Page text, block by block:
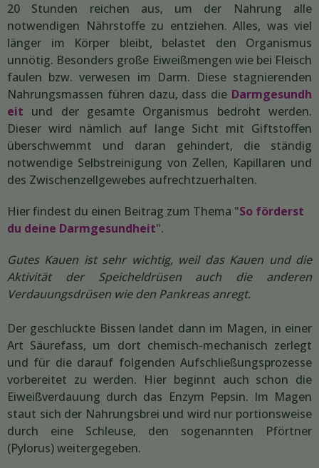
20 Stunden reichen aus, um der Nahrung alle
notwendigen Nährstoffe zu entziehen. Alles, was viel
länger im Körper bleibt, belastet den Organismus
unnötig. Besonders große Eiweißmengen wie bei Fleisch
faulen bzw. verwesen im Darm. Diese stagnierenden
Nahrungsmassen führen dazu, dass die Darmgesundh
eit und der gesamte Organismus bedroht werden.
Dieser wird nämlich auf lange Sicht mit Giftstoffen
überschwemmt und daran gehindert, die ständig
notwendige Selbstreinigung von Zellen, Kapillaren und
des Zwischenzellgewebes aufrechtzuerhalten.
Hier findest du einen Beitrag zum Thema "So förderst
du deine Darmgesundheit".
Gutes Kauen ist sehr wichtig, weil das Kauen und die
Aktivität der Speicheldrüsen auch die anderen
Verdauungsdrüsen wie den Pankreas anregt.
Der geschluckte Bissen landet dann im Magen, in einer
Art Säurefass, um dort chemisch-mechanisch zerlegt
und für die darauf folgenden Aufschließungsprozesse
vorbereitet zu werden. Hier beginnt auch schon die
Eiweißverdauung durch das Enzym Pepsin. Im Magen
staut sich der Nahrungsbrei und wird nur portionsweise
durch eine Schleuse, den sogenannten Pförtner
(Pylorus) weitergegeben.